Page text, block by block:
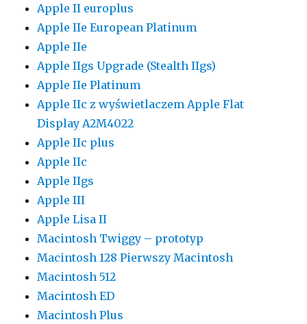
Apple II europlus
Apple IIe European Platinum
Apple IIe
Apple IIgs Upgrade (Stealth IIgs)
Apple IIe Platinum
Apple IIc z wyświetlaczem Apple Flat
Display A2M4022
Apple IIc plus
Apple IIc
Apple IIgs
Apple III
Apple Lisa II
Macintosh Twiggy – prototyp
Macintosh 128 Pierwszy Macintosh
Macintosh 512
Macintosh ED
Macintosh Plus